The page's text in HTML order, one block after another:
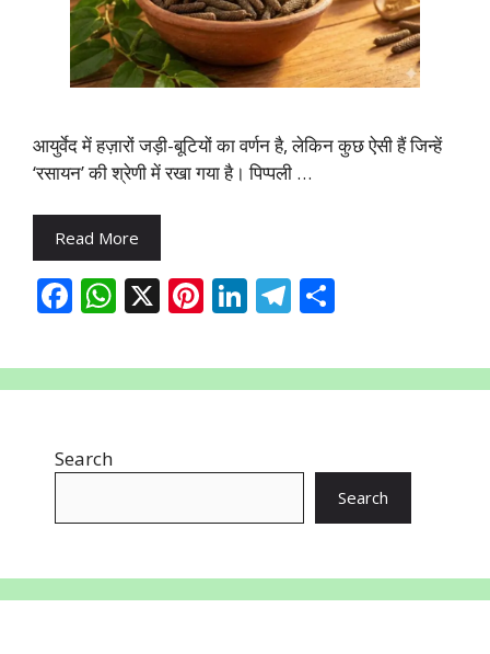
आयुर्वेद में हज़ारों जड़ी-बूटियों का वर्णन है, लेकिन कुछ ऐसी हैं जिन्हें
‘रसायन’ की श्रेणी में रखा गया है। पिप्पली …
Read More
F
e
b
o
W
at
s
p
X Pi
er
e
Li
k
e
n
T
e
gr
m
ar
e
Search
Search